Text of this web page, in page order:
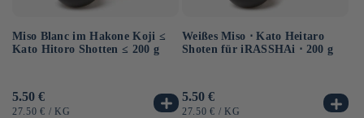
Miso Blanc im Hakone Koji ≤
Kato Hitoro Shotten ≤ 200 g
Normaler
Preis
5.50 €
GRUNDPREIS
27.50 € / PRO
KG
Weißes Miso ⋅ Kato Heitaro
Shoten für iRASSHAi ⋅ 200 g
Normaler
Preis
5.50 €
GRUNDPREIS
27.50 € / PRO
KG